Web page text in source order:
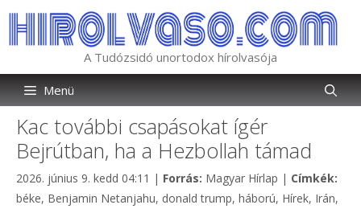
tartalomba
A Tudózsidó unortodox hírolvasója
Menü
Kac további csapásokat ígér
Bejrútban, ha a Hezbollah támad
2026. június 9. kedd 04:11 | Forrás: Kategória
Magyar Hírlap | Címkék:
béke, Benjamin Netanjahu, donald trump, háború, Hírek, Irán,